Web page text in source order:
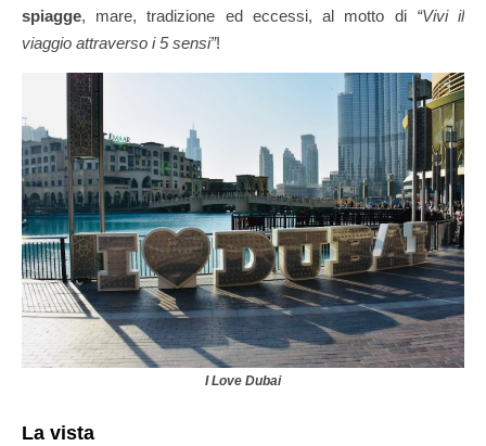
spiagge, mare, tradizione ed eccessi, al motto di “Vivi il
viaggio attraverso i 5 sensi”!
I Love Dubai
La vista